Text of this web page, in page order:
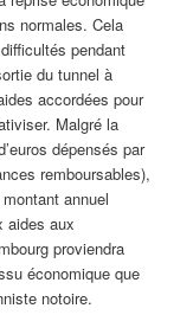
normales. Cela
pendant
du tunnel à
accordées pour
Malgré la
dépensés par
remboursables),
annuel
aides aux
proviendra
économique que
notoire.